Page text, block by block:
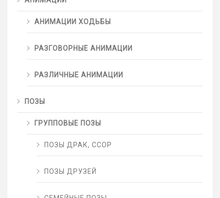
АНИМАЦИИ ХОДЬБЫ
РАЗГОВОРНЫЕ АНИМАЦИИ
РАЗЛИЧНЫЕ АНИМАЦИИ
ПОЗЫ
ГРУППОВЫЕ ПОЗЫ
ПОЗЫ ДРАК, ССОР
ПОЗЫ ДРУЗЕЙ